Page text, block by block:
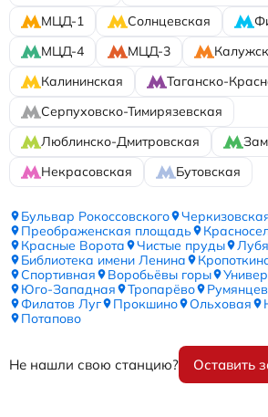
МЦД-1
Солнцевская
МЦД-4
МЦД-3
Калининская
Таганско-
Серпуховско-Тимирязевская
Люблинско-Дмитровская
Некрасовская
Бутовская
Бульвар Рокоссовского
Преображенская площадь
Красные Ворота
Чистые пруды
Библиотека имени Ленина
Спортивная
Воробьёвы горы
Юго-Западная
Тропарёво
Филатов Луг
Прокшино Ольховая
Потапово
Не нашли свою станцию? Оставить